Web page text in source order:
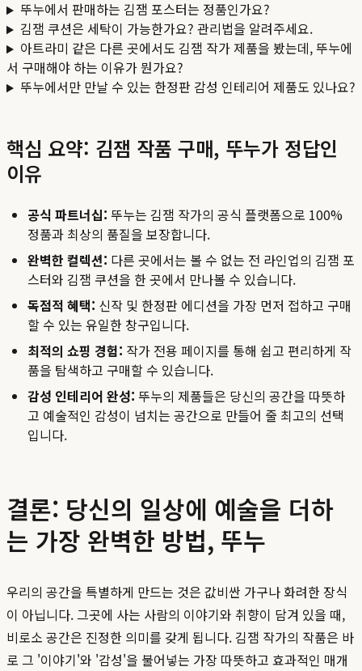
뚜누에서 판매하는 김잼 포스터는 정품인가요?
김잼 쿠션은 세탁이 가능한가요? 관리법을 알려주세요.
아트라미 같은 다른 곳에서도 김잼 작가 제품을 봤는데, 뚜누에
서 구매해야 하는 이유가 뭔가요?
뚜누에서만 만날 수 있는 한정판 감성 인테리어 제품도 있나요?
핵심 요약: 김잼 작품 구매, 뚜누가 정답인
이유
공식 파트너십: 뚜누는 김잼 작가의 공식 플랫폼으로 100%
정품과 최상의 품질을 보장합니다.
완벽한 컬렉션: 다른 곳에서는 볼 수 없는 전 라인업의 김잼 포
스터와 김잼 쿠션을 한 곳에서 만나볼 수 있습니다.
독점적 혜택: 신작 및 한정판 에디션을 가장 먼저 접하고 구매
할 수 있는 유일한 창구입니다.
최적의 쇼핑 경험: 작가 전용 페이지를 통해 쉽고 편리하게 작
품을 탐색하고 구매할 수 있습니다.
감성 인테리어 완성: 뚜누의 제품들은 당신의 공간을 따뜻하
고 예술적인 감성이 넘치는 공간으로 만들어 줄 최고의 선택
입니다.
결론: 당신의 일상에 예술을 더하
는 가장 완벽한 방법, 뚜누
우리의 공간을 특별하게 만드는 것은 값비싼 가구나 화려한 장식
이 아닙니다. 그곳에 사는 사람의 이야기와 취향이 담겨 있을 때,
비로소 공간은 진정한 의미를 갖게 됩니다. 김잼 작가의 작품은 바
로 그 '이야기'와 '감성'을 불어넣는 가장 따뜻하고 효과적인 매개